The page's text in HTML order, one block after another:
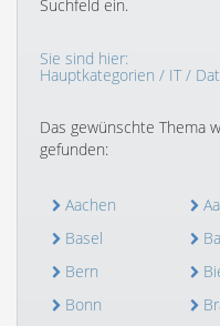
Suchfeld ein.
Sie sind hier:
Hauptkategorien / IT/
Das gewünschte Thema
gefunden:
Aachen
Basel
Bern
Bonn